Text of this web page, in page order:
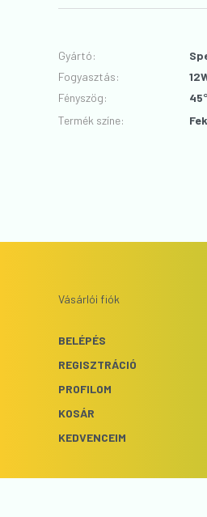
Gyártó:
Fogyasztás:
Fényszög: 45°
Termék színe:
Vásárlói fiók
BELÉPÉS
REGISZTRÁCIÓ
PROFILOM
KOSÁR
KEDVENCEIM